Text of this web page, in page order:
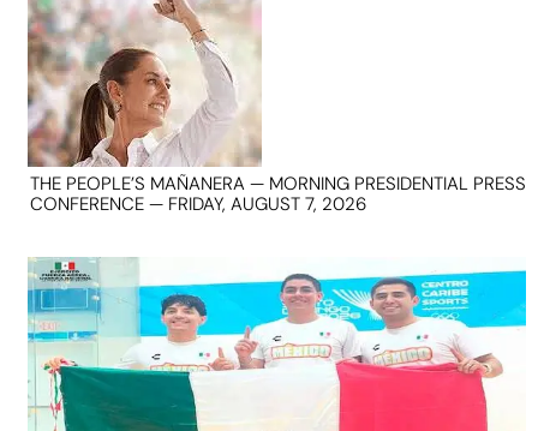
THE PEOPLE’S MAÑANERA — MORNING PRESIDENTIAL PRESS
CONFERENCE — FRIDAY, AUGUST 7, 2026